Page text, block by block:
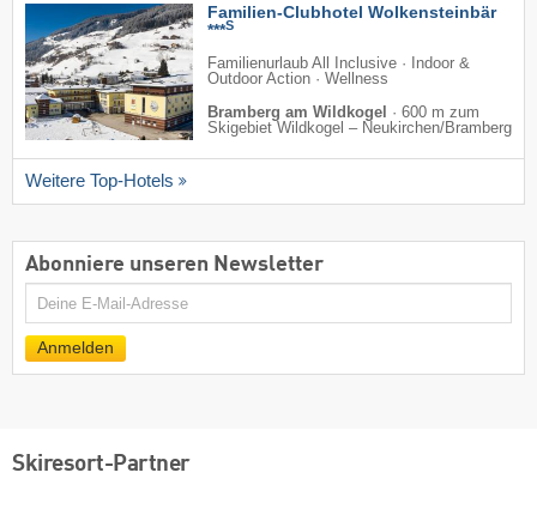
Familien-Clubhotel Wolkensteinbär
***S
Familienurlaub All Inclusive · Indoor &
Outdoor Action · Wellness
Bramberg am Wildkogel
· 600 m zum
Skigebiet Wildkogel – Neukirchen/​Bramberg
Weitere Top-Hotels
Abonniere unseren Newsletter
E-
Anmelden
Skiresort-Partner